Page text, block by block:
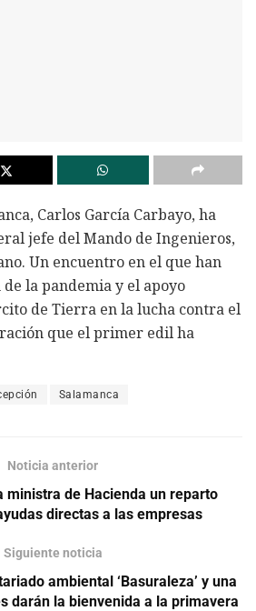
Carlos García Carbayo, ha
jefe del Mando de Ingenieros,
Un encuentro en el que han
la pandemia y el apoyo
de Tierra en la lucha contra el
que el primer edil ha
Salamanca
Noticia anterior
ministra de Hacienda un reparto
directas a las empresas
Siguiente noticia
ambiental ‘Basuraleza’ y una
darán la bienvenida a la primavera